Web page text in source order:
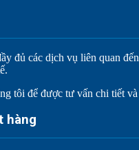
đủ các dịch vụ liên quan
tôi để được tư vấn chi tiết
hàng